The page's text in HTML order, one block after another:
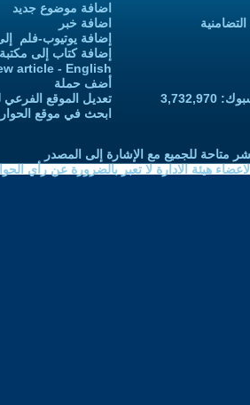
اضافة موضوع جديد
اضافة خبر
إضافة يوتيوب-فلم
إضافة كتاب إلى
article - English
أضف حملة
تعديل الموقع الفرعي
ابحث في موقع
متاحة للجميع مع الإشارة إلى المصدر
هيئة الادارة لا تعبر بالضرورة عن رأي